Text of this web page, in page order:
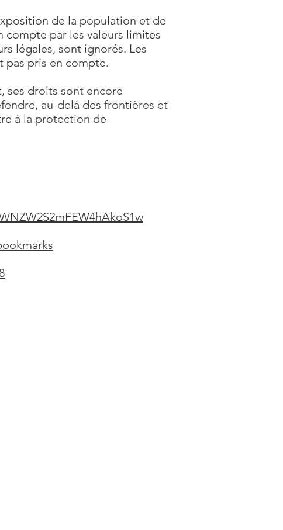
de la population et de
compte par les valeurs limites
légales, sont ignorés. Les
pas pris en compte.
ses droits sont encore
au-delà des frontières et
à la protection de